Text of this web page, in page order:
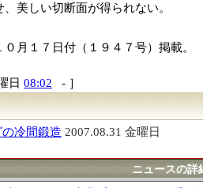
美しい切断面が得られない。
月１７日付（１９４７号）掲載。
日 08:02 - ］
冷間鍛造 2007.08.31 金曜日
ニュースの詳